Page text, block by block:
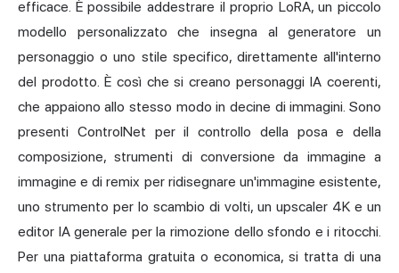
efficace. È possibile addestrare il proprio LoRA, un piccolo
modello personalizzato che insegna al generatore un
personaggio o uno stile specifico, direttamente all'interno
del prodotto. È così che si creano personaggi IA coerenti,
che appaiono allo stesso modo in decine di immagini. Sono
presenti ControlNet per il controllo della posa e della
composizione, strumenti di conversione da immagine a
immagine e di remix per ridisegnare un'immagine esistente,
uno strumento per lo scambio di volti, un upscaler 4K e un
editor IA generale per la rimozione dello sfondo e i ritocchi.
Per una piattaforma gratuita o economica, si tratta di una